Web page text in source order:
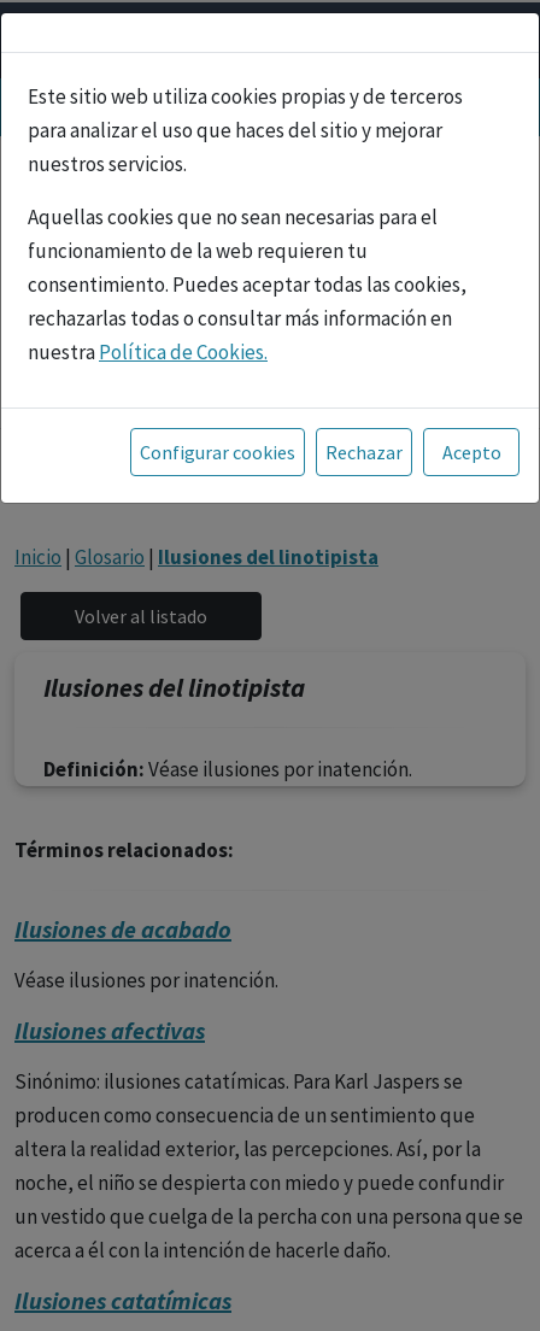
Este sitio web utiliza cookies propias y de terceros
para analizar el uso que haces del sitio y mejorar
nuestros servicios.
Aquellas cookies que no sean necesarias para el
funcionamiento de la web requieren tu
consentimiento. Puedes aceptar todas las cookies,
rechazarlas todas o consultar más información en
nuestraPolítica de Cookies.
Toda la información incluida en la Página Web está
referida a productos del mercado español y, por
tanto, dirigida a profesionales sanitarios legalmente
facultados para prescribir o dispensar medicamentos
fármacos se facilita a título meramente informativo,
siendo responsabilidad de los profesionales
facultados prescribir medicamentos y decidir, en cada
caso concreto, el tratamiento más adecuado a las
necesidades del paciente.
Configurar cookies Rechazar Acepto
Inicio | Glosario | Ilusiones del linotipista
Ilusiones del linotipista
Definición:Véase ilusiones por inatención.
Términos relacionados:
Ilusiones de acabado
Véase ilusiones por inatención.
Ilusiones afectivas
Sinónimo: ilusiones catatímicas. Para Karl Jaspers se
producen como consecuencia de un sentimiento que
altera la realidad exterior, las percepciones. Así, por la
noche, el niño se despierta con miedo y puede confundir
un vestido que cuelga de la percha con una persona que se
acerca a él con la intención de hacerle daño.
Ilusiones catatímicas